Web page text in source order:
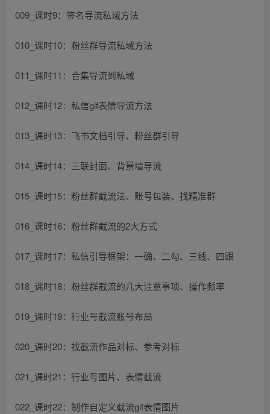
009_课时9：签名导流私域方法
010_课时10：粉丝群导流私域方法
011_课时11：合集导流到私域
012_课时12：私信gif表情导流方法
013_课时13：飞书文档引导、粉丝群引导
014_课时14：三联封面、背景墙导流
015_课时15：粉丝群截流法、账号包装、找精准群
016_课时16：粉丝群截流的2大方式
017_课时17：私信引导框架：一确、二勾、三线、四跟
018_课时18：粉丝群截流的几大注意事项、操作频率
019_课时19：行业号截流账号布局
020_课时20：找截流作品对标、参考对标
021_课时21：行业号图片、表情截流
022_课时22：制作自定义截流gif表情图片